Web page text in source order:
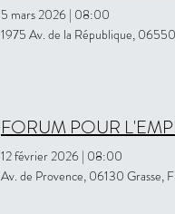
5 mars 2026 | 08:00
1975 Av. de la République,
FORUM POUR
12 février 2026 | 08:00
Av. de Provence, 06130 Grasse,